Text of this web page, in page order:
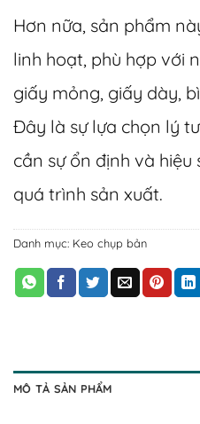
Hơn nữa, sản phẩm
linh hoạt, phù hợp với
giấy mỏng, giấy dày,
Đây là sự lựa chọn lý
cần sự ổn định và
quá trình sản xuất.
Danh mục: Keo chụp bản
MÔ TẢ SẢN PHẨM